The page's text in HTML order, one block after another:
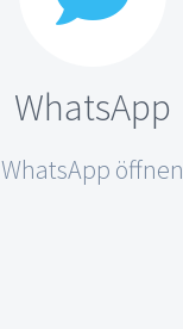
WhatsApp
WhatsApp öffnen